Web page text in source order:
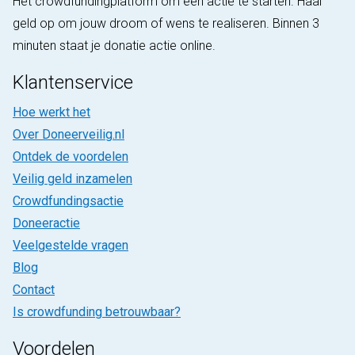
geld op om jouw droom of wens te realiseren. Binnen 3
minuten staat je donatie actie online.
Klantenservice
Hoe werkt het
Over Doneerveilig.nl
Ontdek de voordelen
Veilig geld inzamelen
Crowdfundingsactie
Doneeractie
Veelgestelde vragen
Blog
Contact
Is crowdfunding betrouwbaar?
Voordelen